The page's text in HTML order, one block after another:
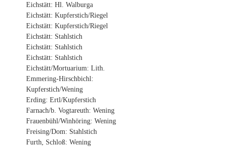
Eichstätt: Hl. Walburga
Eichstätt: Kupferstich/Riegel
Eichstätt: Kupferstich/Riegel
Eichstätt: Stahlstich
Eichstätt: Stahlstich
Eichstätt: Stahlstich
Eichstätt/Mortuarium: Lith.
Emmering-Hirschbichl:
Kupferstich/Wening
Erding: Ertl/Kupferstich
Farnach/b. Vogtareuth: Wening
Frauenbühl/Winhöring: Wening
Freising/Dom: Stahlstich
Furth, Schloß: Wening